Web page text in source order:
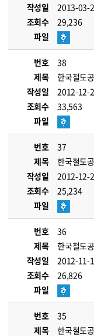
작성일
2013-03-
조회수
29,236
파일
번호
38
제목
한국철도
작성일
2012-12-
조회수
33,563
파일
번호
37
제목
한국철도
작성일
2012-12-
조회수
25,234
파일
번호
36
제목
한국철도
작성일
2012-11-
조회수
26,826
파일
번호
35
제목
한국철도